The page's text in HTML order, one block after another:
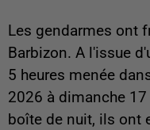
Les gendarmes ont
Barbizon. A l'issue
5 heures menée
2026 à dimanche
boîte de nuit, ils ont